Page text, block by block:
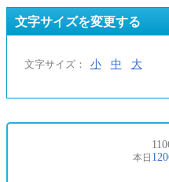
文字サイズを変更する
文字サイズ： 小 中 大